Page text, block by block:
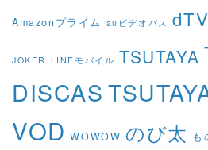
Amazonプライム auビデオパス dTV
JOKER LINEモバイル TSUTAYA
DISCAS
VOD WOWOW のび太 も